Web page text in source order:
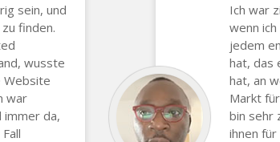
sein, und
finden.
wusste
Website
war
immer da,
Ich war
wenn
jedem
hat, das
hat, an
Markt
bin sehr
ihnen